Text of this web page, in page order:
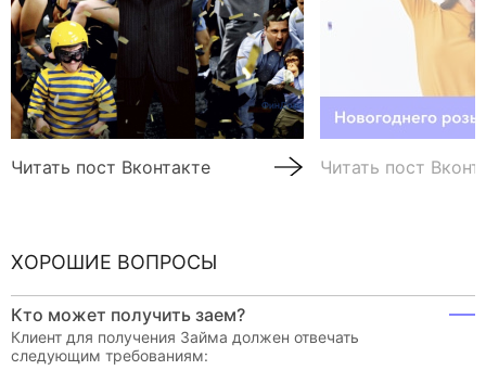
Читать пост Вконтакте Читать пост
ХОРОШИЕ ВОПРОСЫ
Кто может получить заем?
Клиент для получения Займа должен отвечать
следующим требованиям: